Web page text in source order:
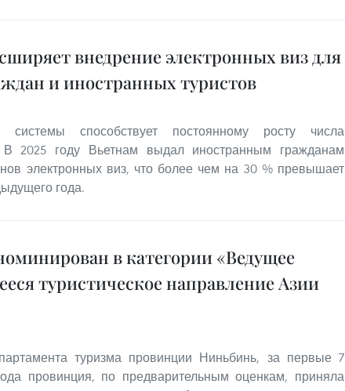
внедрение электронных виз для
и иностранных туристов
системы способствует постоянному росту числа
В 2025 году Вьетнам выдал иностранным гражданам
электронных виз, что более чем на 30 % превышает
года.
в категории «Ведущее
туристическое направление Азии
туризма провинции Ниньбинь, за первые 7
провинция, по предварительным оценкам, приняла